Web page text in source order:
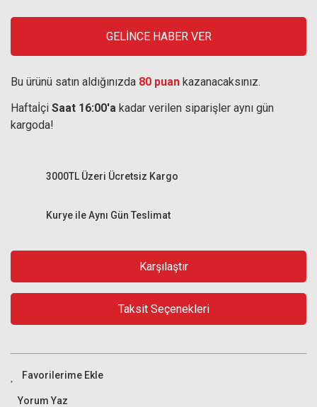
GELİNCE HABER VER
Bu ürünü satın aldığınızda 80 puan kazanacaksınız.
Haftaİçi Saat 16:00'a kadar verilen siparişler aynı gün
kargoda!
Kurye ile Aynı Gün Teslimat
3000TL Üzeri Ücretsiz Kargo
Karşılaştır
Taksit Seçenekleri
Yorum Yaz